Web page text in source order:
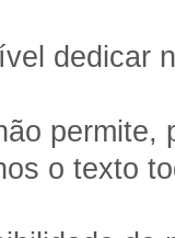
dedicar
o texto